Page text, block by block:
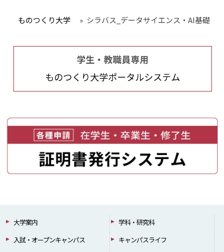
ものつくり大学 » シラバス_データサイエンス・AI基礎
大学案内
学科・研究科
入試・オープンキャンパス
キャンパスライフ